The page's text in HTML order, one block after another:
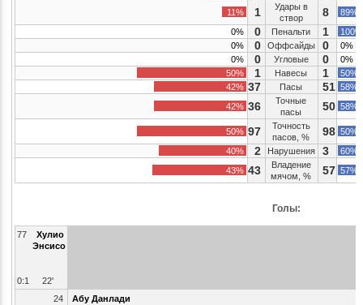
11%
1
Удары в
створ
8
89%
0%
0 Пенальти 1
100%
0%
0 Оффсайды 0
0%
0%
0 Угловые 0
0%
50%
1 Навесы 1
50%
42% 37 Пасы 51 58%
42% 36
Точные
пасы
50 58%
50% 97
Точность
пасов, %
98 50%
40%
2 Нарушения 3
60%
43% 43
Владение
мячом, %
57 57%
Голы:
77
Хулио
Энсисо
0:1
22'
24
Абу Данлади